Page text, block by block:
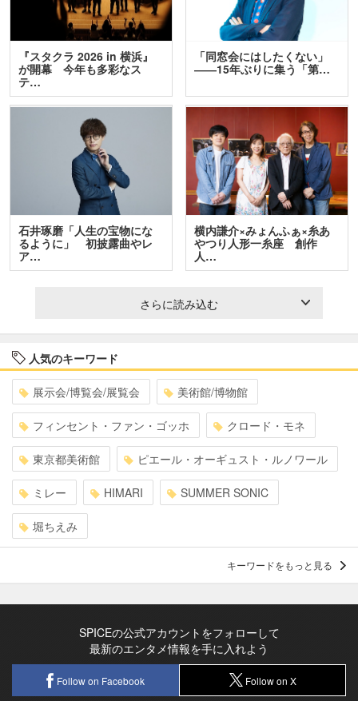
『スタクラ 2026 in 横浜』
が開幕 今年も多彩なス
テ…
「同窓会にはしたくない」
――15年ぶりに集う「第…
石井琢磨「人生の宝物にな
るように」 初披露曲やレ
ア…
横内謙介×みょんふぁ×糸あ
やつり人形一糸座 創作
人…
さらに読み込む
人気のキーワード
展示会/博覧会/展覧会 美術館/博物館
フィンセント・ファン・ゴッホ クロード・モネ
東京都美術館 ピエール・オーギュスト・ルノワール
ミレー HIMARI SUMMER SONIC
堀ちえみ
キーワードをもっと見る
SPICEの公式アカウントをフォローして
最新のエンタメ情報を手に入れよう
Follow on Facebook Follow on X